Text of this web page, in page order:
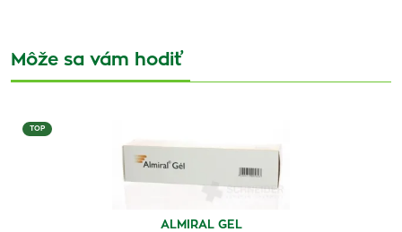
Môže sa vám hodiť
TOP
ALMIRAL GEL